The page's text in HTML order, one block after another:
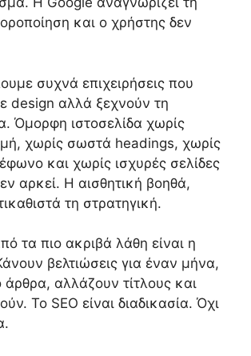
και ο χρήστης δεν
συχνά επιχειρήσεις που
design αλλά ξεχνούν τη
Όμορφη ιστοσελίδα χωρίς
χωρίς σωστά headings, χωρίς
και χωρίς ισχυρές σελίδες
αρκεί. Η αισθητική βοηθά,
τη στρατηγική.
τα πιο ακριβά λάθη είναι η
βελτιώσεις για έναν μήνα,
αλλάζουν τίτλους και
Το SEO είναι διαδικασία. Όχι